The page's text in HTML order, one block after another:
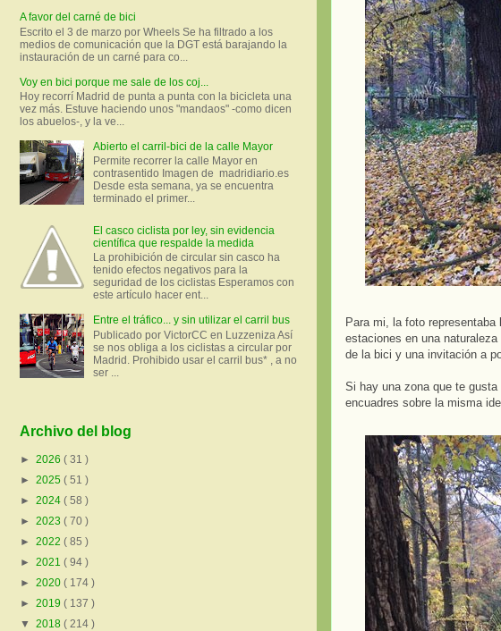
Para mi, la foto
estaciones en una
de la bici y una invitación a
Si hay una zona que te
encuadres sobre la misma
A favor del carné de bici
Escrito el 3 de marzo por Wheels Se ha filtrado a los
medios de comunicación que la DGT está barajando la
instauración de un carné para co...
Voy en bici porque me sale de los coj...
Hoy recorrí Madrid de punta a punta con la bicicleta una
vez más. Estuve haciendo unos "mandaos" -como dicen
los abuelos-, y la ve...
Abierto el carril-bici de la calle Mayor
Permite recorrer la calle Mayor en
contrasentido Imagen de madridiario.es
Desde esta semana, ya se encuentra
terminado el primer...
El casco ciclista por ley, sin evidencia
científica que respalde la medida
La prohibición de circular sin casco ha
tenido efectos negativos para la
seguridad de los ciclistas Esperamos con
este artículo hacer ent...
Entre el tráfico... y sin utilizar el carril bus
Publicado por VictorCC en Luzzeniza Así
se nos obliga a los ciclistas a circular por
Madrid. Prohibido usar el carril bus* , a no
ser ...
Archivo del blog
► 2026 ( 31 )
► 2025 ( 51 )
► 2024 ( 58 )
► 2023 ( 70 )
► 2022 ( 85 )
► 2021 ( 94 )
► 2020 ( 174 )
► 2019 ( 137 )
▼ 2018 ( 214 )